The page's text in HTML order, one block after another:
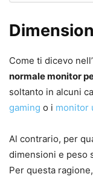
Come ti dicevo
normale monitor
soltanto in alcuni
gaming o i monitor
Al contrario, per
dimensioni e peso
Per questa